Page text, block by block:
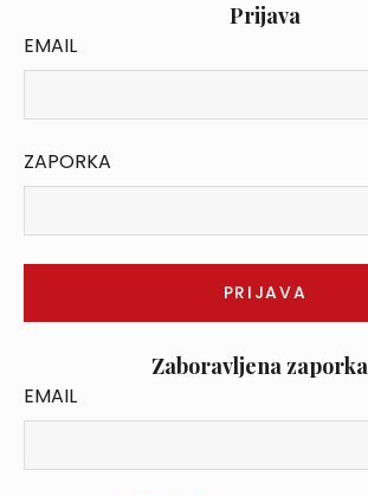
Prijava
EMAIL
ZAPORKA
Zaboravljena
EMAIL